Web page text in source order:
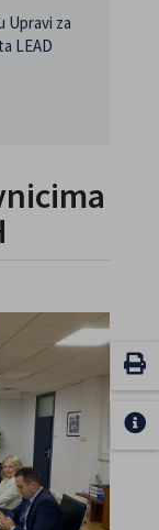
Upravi za
LEAD